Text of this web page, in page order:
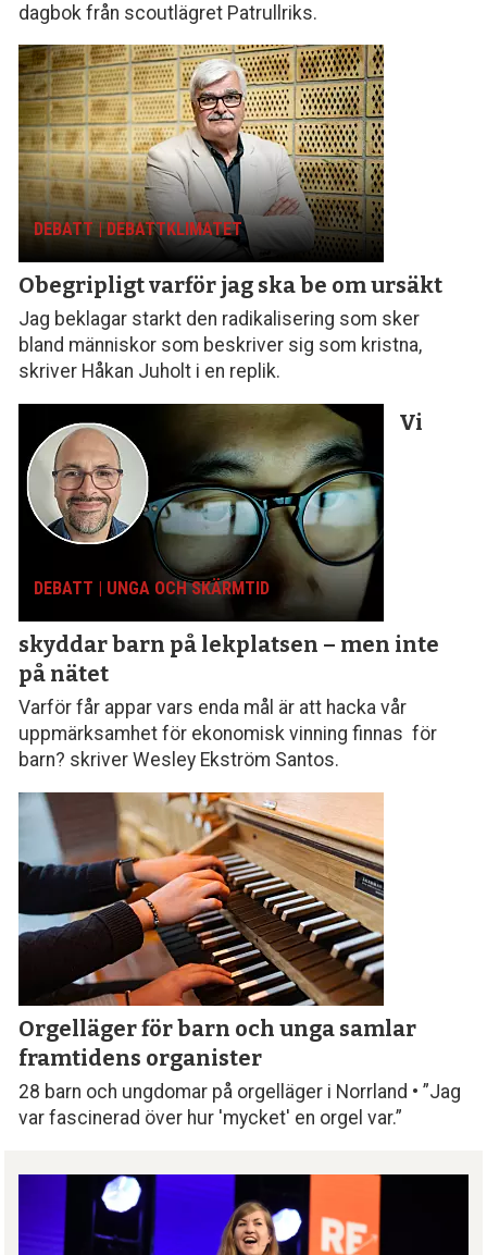
dagbok från scoutlägret Patrullriks.
DEBATT | DEBATTKLIMATET
Obegripligt varför jag ska be om ursäkt
Jag beklagar starkt den radikalisering som sker
bland människor som beskriver sig som kristna,
skriver Håkan Juholt i en replik.
DEBATT | UNGA OCH SKÄRMTID
Vi
skyddar barn på lekplatsen – men inte
på nätet
Varför får appar vars enda mål är att hacka vår
uppmärksamhet för ekonomisk vinning finnas för
barn? skriver Wesley Ekström Santos.
Orgelläger för barn och unga samlar
framtidens organister
28 barn och ungdomar på orgelläger i Norrland • ”Jag
var fascinerad över hur 'mycket' en orgel var.”